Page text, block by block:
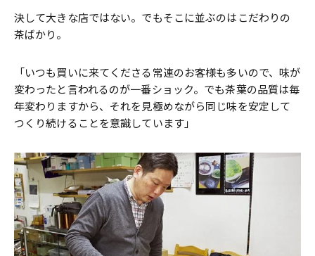
決して大きな店ではない。でもそこに並ぶのはこだわりの
茶ばかり。
「いつも買いに来てくださる常連のお客様も多いので、味が
変わったと言われるのが一番ショック。でも茶葉の品質は毎
年変わりますから、それを見極めながら同じ味を安定して
つくり続けることを意識しています」